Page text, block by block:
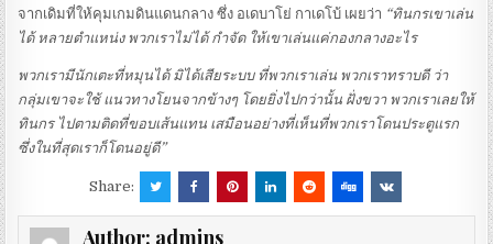
จากเดิมที่ให้คุมเกมดินแดนกลาง ซึ่ง อเดบาโย่ กาเดโบ้ เผยว่า “ทินกรเขาเล่น
ได้ หลายตำแหน่ง พวกเราไม่ได้ กำจัด ให้เขาเล่นแค่กองกลางอะไร
พวกเรามีนักเตะที่หมุนได้ มิได้เสียระบบ ที่พวกเราเล่น พวกเราทราบดี ว่า
กลุ่มเขาจะใช้ แนวทางโยนจากข้างๆ โดยยิ่งไปกว่านั้น ฝั่งขวา พวกเราเลยให้
ทินกร ไปตามติดที่ขอบเส้นแทน เสมือนอย่างที่เห็นที่พวกเราโดนประตูแรก
ซึ่งในที่สุดเราก็โดนอยู่ดี”
Share:
Author: admins